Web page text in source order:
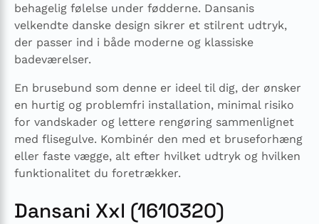
behagelig følelse under fødderne. Dansanis
velkendte danske design sikrer et stilrent udtryk,
der passer ind i både moderne og klassiske
badeværelser.
En brusebund som denne er ideel til dig, der ønsker
en hurtig og problemfri installation, minimal risiko
for vandskader og lettere rengøring sammenlignet
med flisegulve. Kombinér den med et bruseforhæng
eller faste vægge, alt efter hvilket udtryk og hvilken
funktionalitet du foretrækker.
Dansani Xxl (1610320)